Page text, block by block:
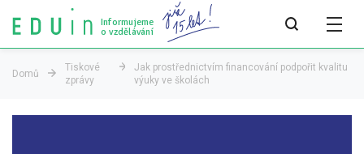
Informujeme
o vzdělávání
Domů
Tiskové
zprávy
Jak prostřednictvím financování podpořit kvalitu
výuky ve školách